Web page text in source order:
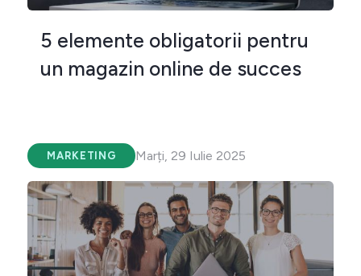
5 elemente obligatorii pentru
un magazin online de succes
MARKETING Marți, 29 Iulie 2025